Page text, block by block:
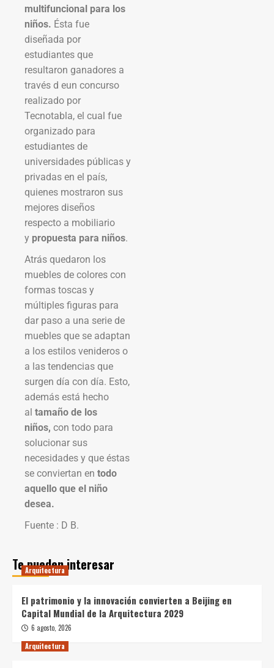
multifuncional para los
niños. Ésta fue
diseñada por
estudiantes que
resultaron ganadores a
través d eun concurso
realizado por
Tecnotabla, el cual fue
organizado para
estudiantes de
universidades públicas y
privadas en el país,
quienes mostraron sus
mejores diseños
respecto a mobiliario
y propuesta para niños.
Atrás quedaron los
muebles de colores con
formas toscas y
múltiples figuras para
dar paso a una serie de
muebles que se adaptan
a los estilos venideros o
a las tendencias que
surgen día con día. Esto,
además está hecho
al tamaño de los
niños, con todo para
solucionar sus
necesidades y que éstas
se conviertan en todo
aquello que el niño
desea.
Fuente : D B.
Te pueden interesar
Arquitectura
El patrimonio y la innovación convierten a Beijing en
Capital Mundial de la Arquitectura 2029
6 agosto, 2026
Arquitectura